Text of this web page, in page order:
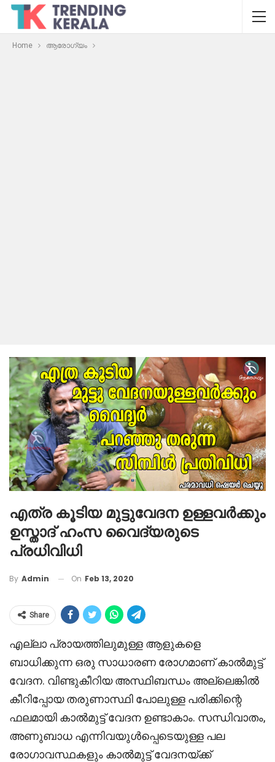
Home ആരോഗ്യം
എത്ര കൂടിയ മുട്ടുവേദന ഉള്ളവർക്കും
ഉസ്താദ് ഹംസ വൈദ്യരുടെ
പ്രധിവിധി
By Admin On Feb 13, 2020
Share
എല്ലാ പ്രായത്തിലുമുള്ള ആളുകളെ
ബാധിക്കുന്ന ഒരു സാധാരണ രോഗമാണ് കാൽമുട്ട്
വേദന. വിണ്ടുകീറിയ അസ്ഥിബന്ധം അല്ലെങ്കിൽ
കീറിപ്പോയ തരുണാസ്ഥി പോലുള്ള പരിക്കിന്റെ
ഫലമായി കാൽമുട്ട് വേദന ഉണ്ടാകാം. സന്ധിവാതം,
അണുബാധ എന്നിവയുൾപ്പെടെയുള്ള പല
രോഗാവസ്ഥകളും കാൽമുട്ട് വേദനയ്ക്ക്